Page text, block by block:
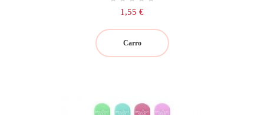
Precio
1,55 €
Carro